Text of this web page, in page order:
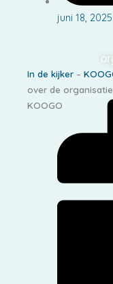
juni 18, 2025
In de kijker –
over de
KOOGO